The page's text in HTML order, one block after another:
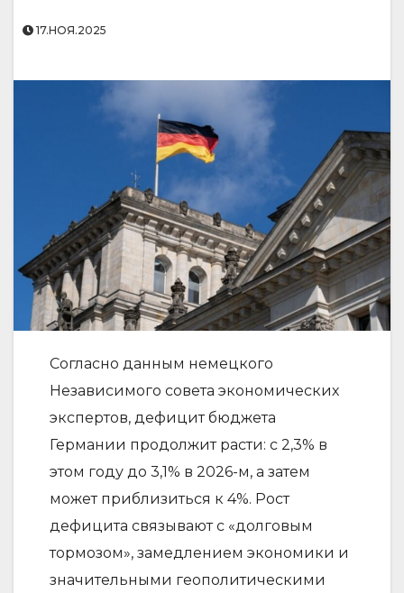
17.НОЯ.2025
Согласно данным немецкого
Независимого совета экономических
экспертов, дефицит бюджета
Германии продолжит расти: с 2,3% в
этом году до 3,1% в 2026-м, а затем
может приблизиться к 4%. Рост
дефицита связывают с «долговым
тормозом», замедлением экономики и
значительными геополитическими